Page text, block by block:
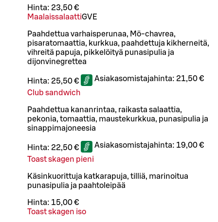
Hinta: 23,50 €
MaalaissalaattiGVE
Paahdettua varhaisperunaa, Mö-chavrea,
pisaratomaattia, kurkkua, paahdettuja kikherneitä,
vihreitä papuja, pikkelöityä punasipulia ja
dijonvinegrettea
Hinta: 25,50 € Asiakasomistajahinta: 21,50 €
Club sandwich
Paahdettua kananrintaa, raikasta salaattia,
pekonia, tomaattia, maustekurkkua, punasipulia ja
sinappimajoneesia
Hinta: 22,50 € Asiakasomistajahinta: 19,00 €
Toast skagen pieni
Käsinkuorittuja katkarapuja, tilliä, marinoitua
punasipulia ja paahtoleipää
Hinta: 15,00 €
Toast skagen iso